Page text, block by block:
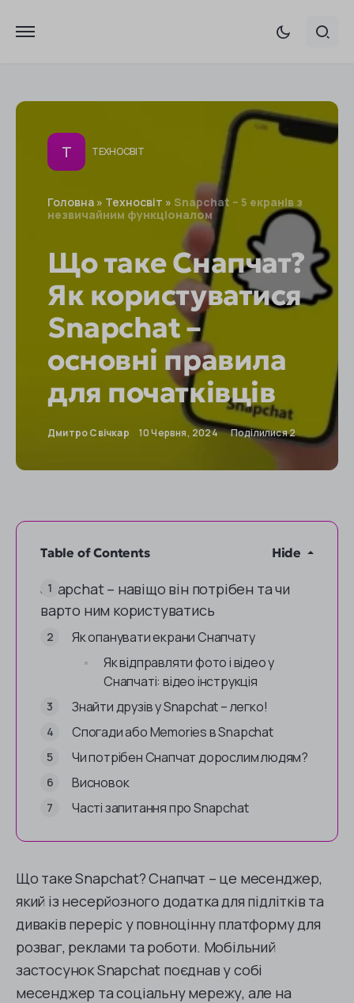
Т ТЕХНОСВІТ
Головна » Техносвіт » Snapchat – 5 екранів з
незвичайним функціоналом
Що таке Снапчат?
Як користуватися
Snapchat –
основні правила
для початківців
Дмитро Свічкар 10 Червня, 2024 Поділилися 2
Table of Contents Hide
Snapchat – навіщо він потрібен та чи
варто ним користуватись
Як опанувати екрани Снапчату
Як відправляти фото і відео у
Снапчаті: відео інструкція
Знайти друзів у Snapchat – легко!
Спогади або Memories в Snapchat
Чи потрібен Снапчат дорослим людям?
Висновок
Часті запитання про Snapchat
Що таке Snapchat? Снапчат – це месенджер,
який із несерйозного додатка для підлітків та
диваків переріс у повноцінну платформу для
розваг, реклами та роботи. Мобільний
застосунок Snapchat поєднав у собі
месенджер та соціальну мережу, але на